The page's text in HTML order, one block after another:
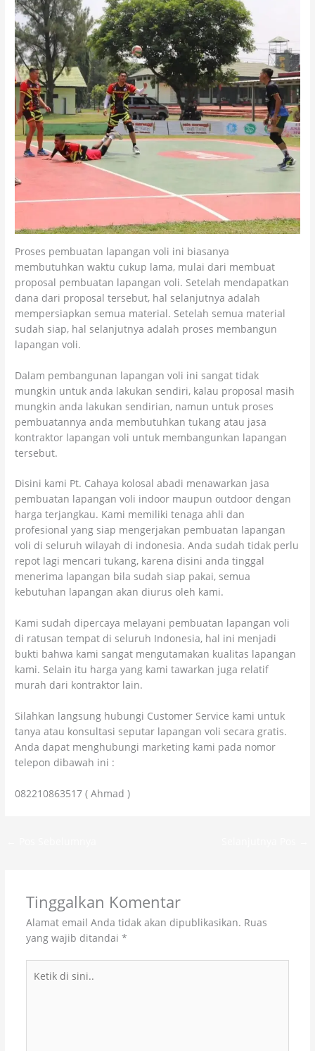
Proses pembuatan lapangan voli ini biasanya
membutuhkan waktu cukup lama, mulai dari membuat
proposal pembuatan lapangan voli. Setelah mendapatkan
dana dari proposal tersebut, hal selanjutnya adalah
mempersiapkan semua material. Setelah semua material
sudah siap, hal selanjutnya adalah proses membangun
lapangan voli.
Dalam pembangunan lapangan voli ini sangat tidak
mungkin untuk anda lakukan sendiri, kalau proposal masih
mungkin anda lakukan sendirian, namun untuk proses
pembuatannya anda membutuhkan tukang atau jasa
kontraktor lapangan voli untuk membangunkan lapangan
tersebut.
Disini kami Pt. Cahaya kolosal abadi menawarkan jasa
pembuatan lapangan voli indoor maupun outdoor dengan
harga terjangkau. Kami memiliki tenaga ahli dan
profesional yang siap mengerjakan pembuatan lapangan
voli di seluruh wilayah di indonesia. Anda sudah tidak perlu
repot lagi mencari tukang, karena disini anda tinggal
menerima lapangan bila sudah siap pakai, semua
kebutuhan lapangan akan diurus oleh kami.
Kami sudah dipercaya melayani pembuatan lapangan voli
di ratusan tempat di seluruh Indonesia, hal ini menjadi
bukti bahwa kami sangat mengutamakan kualitas lapangan
kami. Selain itu harga yang kami tawarkan juga relatif
murah dari kontraktor lain.
Silahkan langsung hubungi Customer Service kami untuk
tanya atau konsultasi seputar lapangan voli secara gratis.
Anda dapat menghubungi marketing kami pada nomor
telepon dibawah ini :
082210863517 ( Ahmad )
Tinggalkan Komentar
Alamat email Anda tidak akan dipublikasikan. Ruas
yang wajib ditandai *